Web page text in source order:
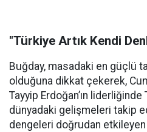
"Türkiye Artık Kendi
Buğday, masadaki en güçlü
olduğuna dikkat çekerek,
Tayyip Erdoğan’ın
dünyadaki gelişmeleri takip
dengeleri doğrudan etkileyen